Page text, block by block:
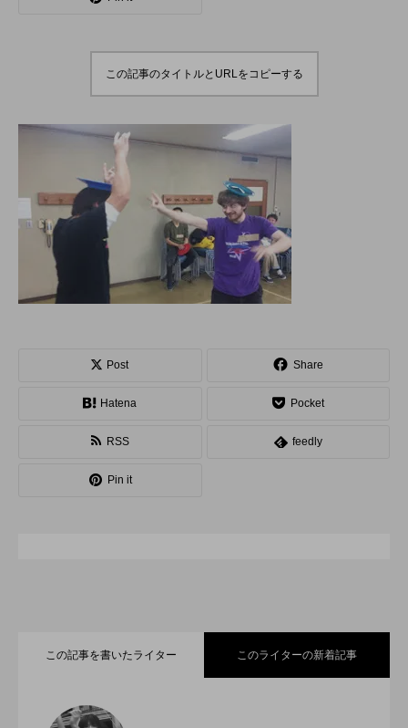
show~」、第２回公
いジャグリングの舞
2020.08.18
地域と道具から探す
北海道 東北 関東 中部
四国 中国 九州 沖縄
オンライン ボール クラブ
フラワースティック シガーボックス
シェーカーカップ
この記事のタイトルとURLをコピーする
Post Share
Hatena Pocket
RSS feedly
Pin it
この記事を書いたライター このライターの新着記事
2022.06.21